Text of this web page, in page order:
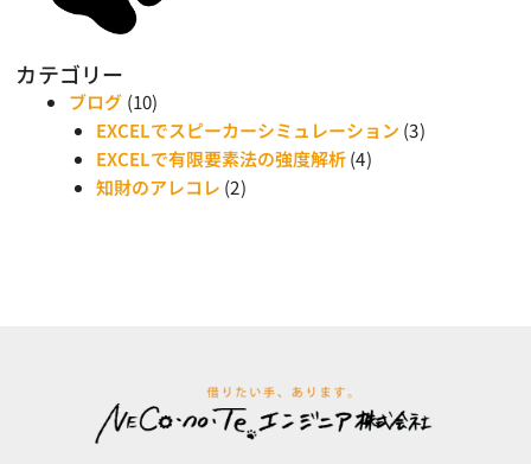
カテゴリー
ブログ (10)
EXCELでスピーカーシミュレーション (3)
EXCELで有限要素法の強度解析(4)
知財のアレコレ (2)